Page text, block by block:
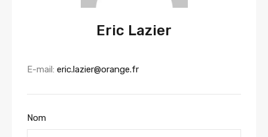
Eric Lazier
E-mail: eric.lazier@orange.fr
Nom